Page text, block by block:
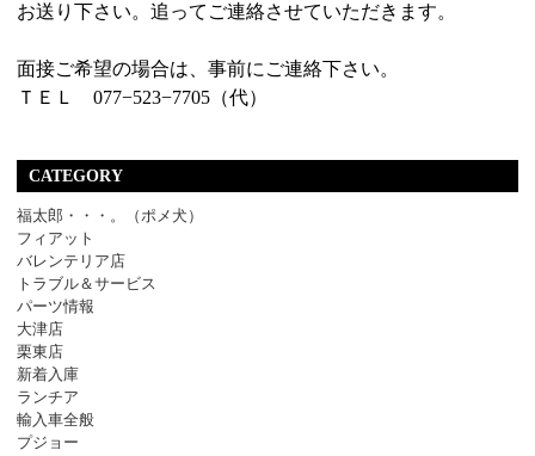
お送り下さい。追ってご連絡させていただきます。
面接ご希望の場合は、事前にご連絡下さい。
ＴＥＬ 077−523−7705（代）
CATEGORY
福太郎・・・。（ポメ犬）
フィアット
バレンテリア店
トラブル＆サービス
パーツ情報
大津店
栗東店
新着入庫
ランチア
輸入車全般
プジョー